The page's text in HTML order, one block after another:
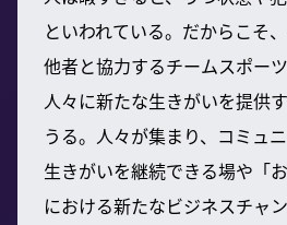
といわれている。だからこそ
他者と協力するチームスポー
人々に新たな生きがいを提供
うる。人々が集まり、コミュ
生きがいを継続できる場や「
における新たなビジネスチャ